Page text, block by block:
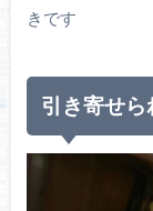
きです
引き寄せ